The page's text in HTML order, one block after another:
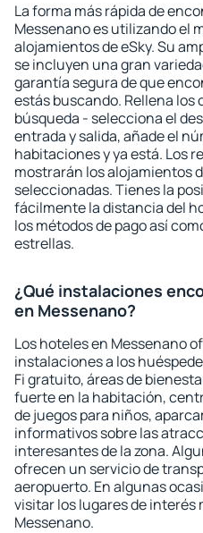
La forma más rápida de
Messenano es utilizando el
alojamientos de eSky. Su
se incluyen una gran
garantía segura de que
estás buscando. Rellena los
búsqueda - selecciona el
entrada y salida, añade el
habitaciones y ya está. Los
mostrarán los alojamientos
seleccionadas. Tienes la
fácilmente la distancia del
los métodos de pago así
estrellas.
¿Qué instalaciones
en Messenano?
Los hoteles en Messenano
instalaciones a los
Fi gratuito, áreas de
fuerte en la habitación,
de juegos para niños,
informativos sobre las
interesantes de la zona.
ofrecen un servicio de
aeropuerto. En algunas
visitar los lugares de interés
Messenano.